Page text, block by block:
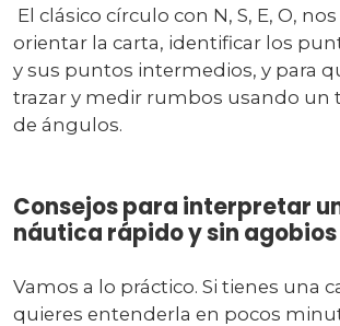
El clásico círculo con N, S, E, O,
orientar la carta, identificar los
y sus puntos intermedios, y para
trazar y medir rumbos usando un
de ángulos.
Consejos para interpretar
náutica rápido y sin agobios
Vamos a lo práctico. Si tienes una
quieres entenderla en pocos